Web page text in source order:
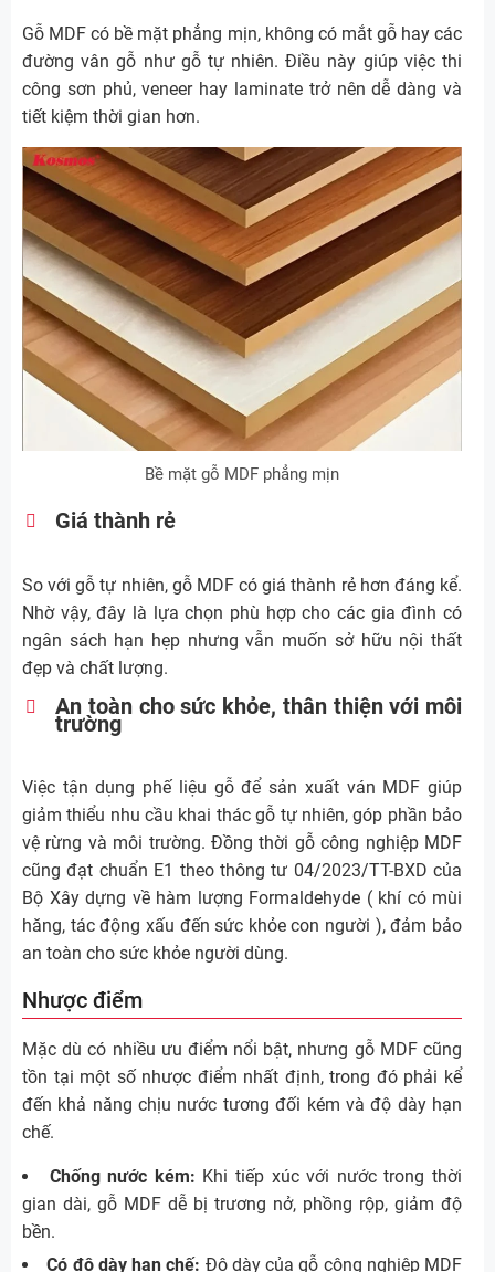
Gỗ MDF có bề mặt phẳng mịn, không có mắt gỗ hay các
đường vân gỗ như gỗ tự nhiên. Điều này giúp việc thi
công sơn phủ, veneer hay laminate trở nên dễ dàng và
tiết kiệm thời gian hơn.
Bề mặt gỗ MDF phẳng mịn
Giá thành rẻ
So với gỗ tự nhiên, gỗ MDF có giá thành rẻ hơn đáng kể.
Nhờ vậy, đây là lựa chọn phù hợp cho các gia đình có
ngân sách hạn hẹp nhưng vẫn muốn sở hữu nội thất
đẹp và chất lượng.
An toàn cho sức khỏe, thân thiện với môi
trường
Việc tận dụng phế liệu gỗ để sản xuất ván MDF giúp
giảm thiểu nhu cầu khai thác gỗ tự nhiên, góp phần bảo
vệ rừng và môi trường. Đồng thời gỗ công nghiệp MDF
cũng đạt chuẩn E1 theo thông tư 04/2023/TT-BXD của
Bộ Xây dựng về hàm lượng Formaldehyde ( khí có mùi
hăng, tác động xấu đến sức khỏe con người ), đảm bảo
an toàn cho sức khỏe người dùng.
Nhược điểm
Mặc dù có nhiều ưu điểm nổi bật, nhưng gỗ MDF cũng
tồn tại một số nhược điểm nhất định, trong đó phải kể
đến khả năng chịu nước tương đối kém và độ dày hạn
chế.
Chống nước kém: Khi tiếp xúc với nước trong thời
gian dài, gỗ MDF dễ bị trương nở, phồng rộp, giảm độ
bền.
Có độ dày hạn chế: Độ dày của gỗ công nghiệp MDF